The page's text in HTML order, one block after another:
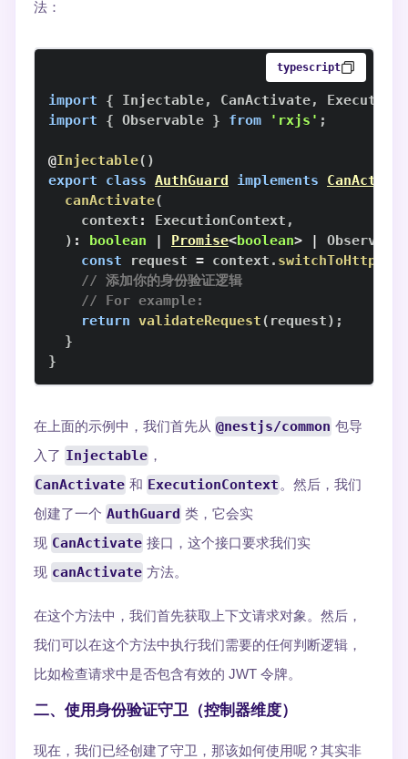
法：
typescript
import { Injectable, CanActivate,
import
{ Observable } from 'rxjs' ;
@Injectable( )
export
class AuthGuard implements
canActivate(
    context
: ExecutionContext ,
) : boolean | Promise<boolean> |
Observable
const request = context . switchToHttp
// 添加你的身份验证逻辑
// For example:
return validateRequest( request) ;
}
}
在上面的示例中，我们首先从 @nestjs/common 包导
入了 Injectable ，
CanActivate 和 ExecutionContext 。然后，我们
创建了一个 AuthGuard 类，它会实
现 CanActivate 接口，这个接口要求我们实
现 canActivate 方法。
在这个方法中，我们首先获取上下文请求对象。然后，
我们可以在这个方法中执行我们需要的任何判断逻辑，
比如检查请求中是否包含有效的 JWT 令牌。
二、使用身份验证守卫（控制器维度）
现在，我们已经创建了守卫，那该如何使用呢？其实非